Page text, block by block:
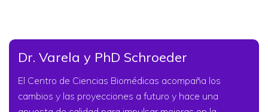
Dr. Varela y PhD Schroeder
El Centro de Ciencias Biomédicas acompaña los
cambios y las proyecciones a futuro y hace una